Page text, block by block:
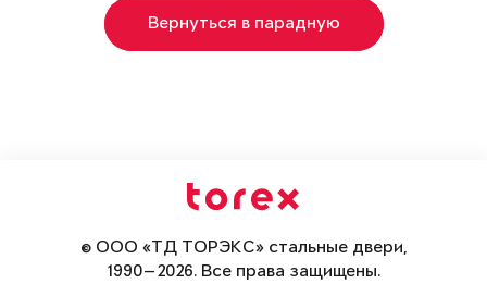
Вернуться в парадную
© ООО «ТД ТОРЭКС» стальные двери,
1990—2026. Все права защищены.